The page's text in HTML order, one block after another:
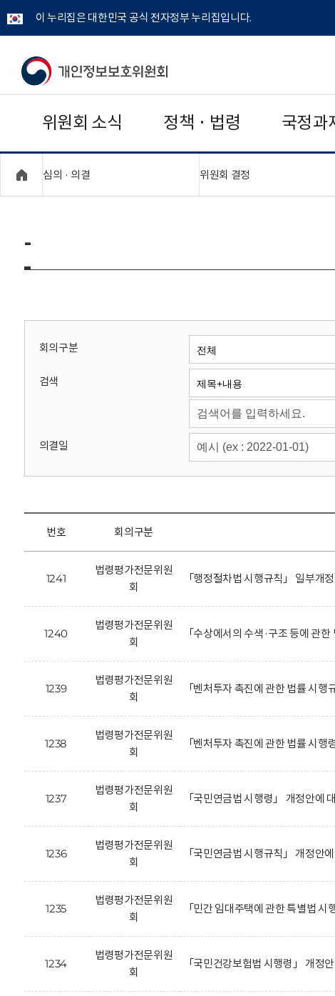
이 누리집은 대한민국 공식 전자정부 누리집입니다.
개
보
보
위
회
위원회 소식 정책 · 법령 국정과
심의 · 의결 위원회 결정
-
회의구분
검색
의결일
번호 회의구분
1241
법령평가전문위원
회
「행정절차법 시행규칙」 일부개
1240
법령평가전문위원
회
「수상에서의 수색·구조 등에 관
1239
법령평가전문위원
회
「벤처투자 촉진에 관한 법률 시
1238
법령평가전문위원
회
「벤처투자 촉진에 관한 법률 시
1237
법령평가전문위원
회
「국민연금법 시행령」 개정안에
1236
법령평가전문위원
회
「국민연금법 시행규칙」 개정안
1235
법령평가전문위원
회
「민간 임대주택에 관한 특별법
1234
법령평가전문위원
회
「국민건강보험법 시행령」 개정